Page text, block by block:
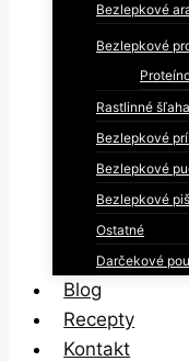
Bezlepkové
Bezlepkové
Rastlinné
Bezlepkové
Bezlepkové
Bezlepkové
Ostatné
Darčekové
Blog
Recepty
Kontakt